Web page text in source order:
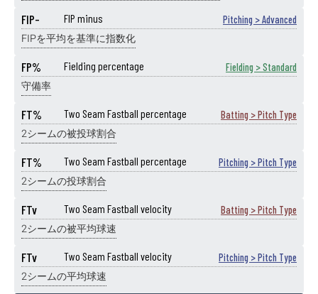
FIP- FIP minus Pitching > Advanced
FIPを平均を基準に指数化
FP% Fielding percentage Fielding > Standard
守備率
FT% Two Seam Fastball percentage Batting > Pitch Type
2シームの被投球割合
FT% Two Seam Fastball percentage Pitching > Pitch Type
2シームの投球割合
FTv Two Seam Fastball velocity Batting > Pitch Type
2シームの被平均球速
FTv Two Seam Fastball velocity Pitching > Pitch Type
2シームの平均球速